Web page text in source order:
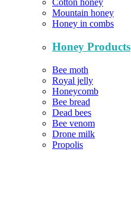
Cotton honey
Mountain honey
Honey in combs
Honey Products
Bee moth
Royal jelly
Honeycomb
Bee bread
Dead bees
Bee venom
Drone milk
Propolis